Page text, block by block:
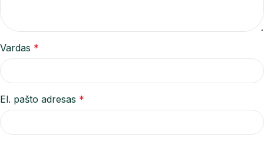
Vardas *
El. pašto adresas *